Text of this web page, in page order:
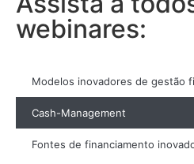
webinares:
Modelos inovadores de gestão
Cash-Management
Fontes de financiamento